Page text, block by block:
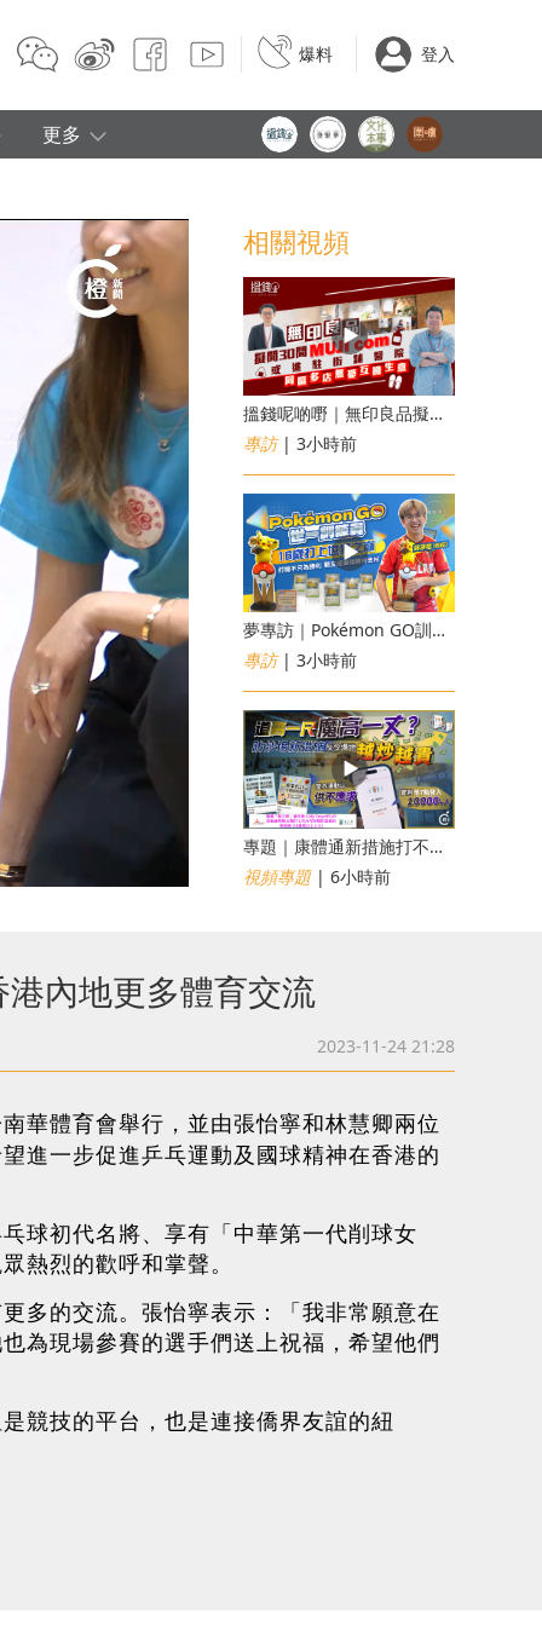
爆料 登入
更多
相關視頻
搵錢呢啲嘢｜無印良品擬開30間「MUJI com」 或進駐街舖醫院 同區多店無憂互搶生意
專訪| 3小時前
夢專訪｜Pokémon GO訓練員「蝦皮」16歲打上世界第一！戰友成最強後盾
專訪| 3小時前
專題｜康體通新措施打不倒黃牛？室內運動場一場難求越炒越貴
視頻專題| 6小時前
內地更多體育交流
2023-11-24 21:28
華體育會舉行，並由張怡寧和林慧卿兩位
進一步促進乒乓運動及國球精神在香港的
球初代名將、享有「中華第一代削球女
熱烈的歡呼和掌聲。
多的交流。張怡寧表示：「我非常願意在
為現場參賽的選手們送上祝福，希望他們
競技的平台，也是連接僑界友誼的紐